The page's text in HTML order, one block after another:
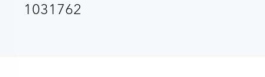
1031762